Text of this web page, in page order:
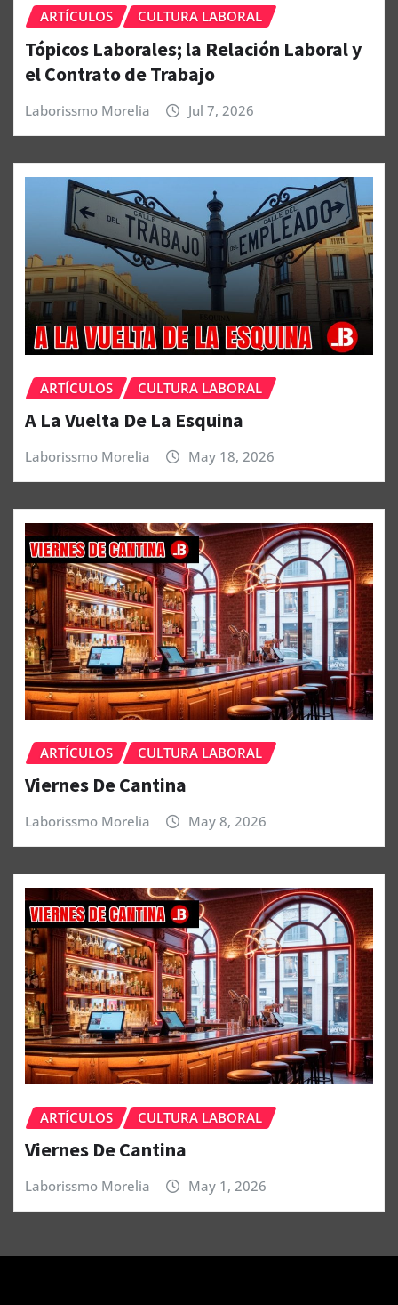
ARTÍCULOS CULTURA LABORAL
Tópicos Laborales; la Relación Laboral y
el Contrato de Trabajo
Laborissmo Morelia Jul 7, 2026
ARTÍCULOS CULTURA LABORAL
A La Vuelta De La Esquina
Laborissmo Morelia May 18, 2026
ARTÍCULOS CULTURA LABORAL
Viernes De Cantina
Laborissmo Morelia May 8, 2026
ARTÍCULOS CULTURA LABORAL
Viernes De Cantina
Laborissmo Morelia May 1, 2026